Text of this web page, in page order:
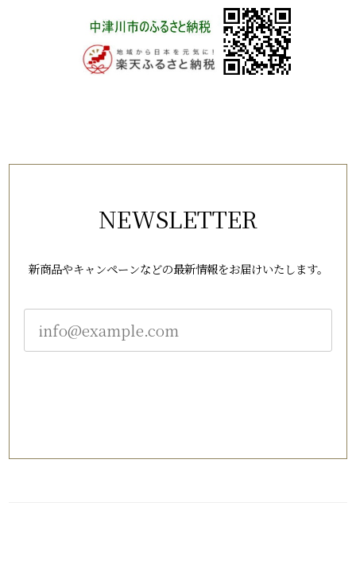
NEWSLETTER
新商品やキャンペーンなどの最新情報をお届けいたします。